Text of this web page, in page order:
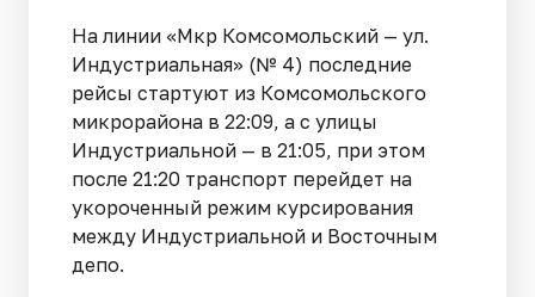
На линии «Мкр Комсомольский — ул.
Индустриальная» (№ 4) последние
рейсы стартуют из Комсомольского
микрорайона в 22:09, а с улицы
Индустриальной — в 21:05, при этом
после 21:20 транспорт перейдет на
укороченный режим курсирования
между Индустриальной и Восточным
депо.